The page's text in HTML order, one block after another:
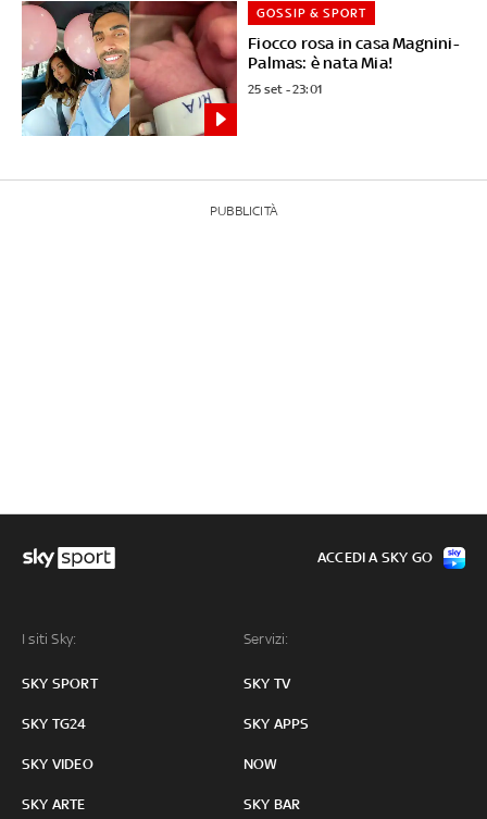
Fiocco rosa in casa Magnini-
Palmas: è nata Mia!
GOSSIP & SPORT
25 set - 23:01
PUBBLICITÀ
I siti Sky:
SKY SPORT
SKY TG24
SKY VIDEO
SKY ARTE
Servizi:
SKY TV
SKY APPS
NOW
SKY BAR
ACCEDI A SKY GO